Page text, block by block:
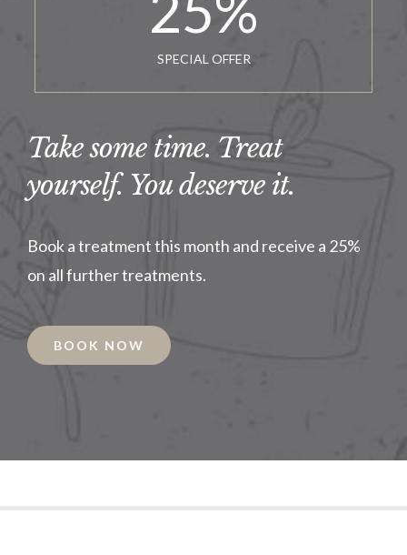
SPECIAL OFFER
Take some time. Treat
yourself. You deserve it.
Book a treatment this month and receive a 25%
on all further treatments.
BOOK NOW